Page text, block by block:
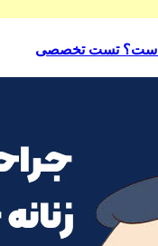
است؟ تست تخصصی